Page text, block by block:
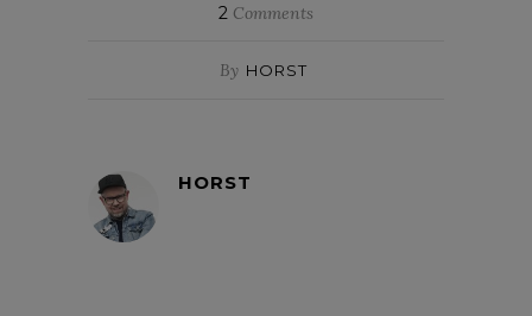
2 Comments
By HORST
HORST